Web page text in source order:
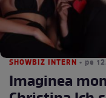
SHOWBIZ INTERN • pe
Imaginea